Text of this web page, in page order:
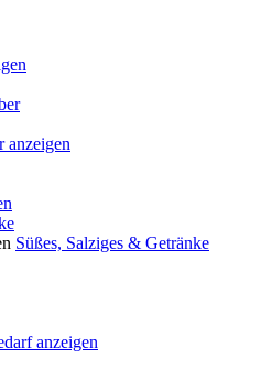
anzeigen
Süßes, Salziges & Getränke
anzeigen